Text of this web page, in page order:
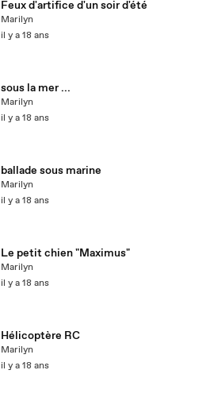
Feux d'artifice d'un soir d'été
Marilyn
il y a 18 ans
sous la mer ...
Marilyn
il y a 18 ans
ballade sous marine
Marilyn
il y a 18 ans
Le petit chien "Maximus"
Marilyn
il y a 18 ans
Hélicoptère RC
Marilyn
il y a 18 ans